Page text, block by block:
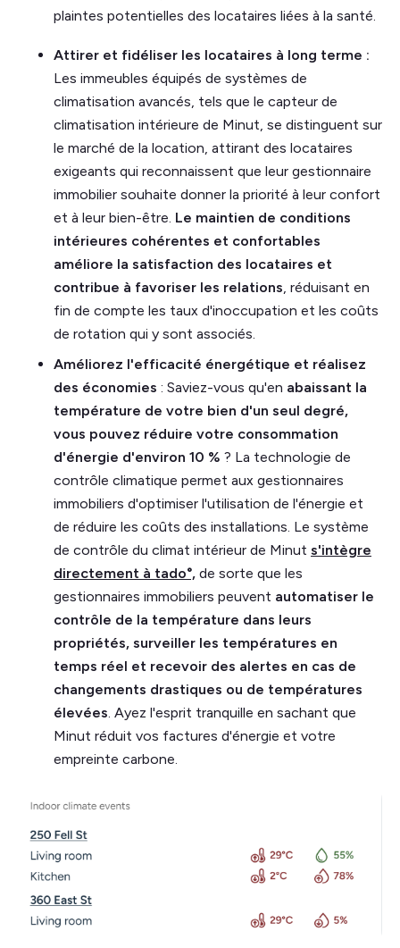
plaintes potentielles des locataires liées à la santé.
Attirer et fidéliser les locataires à long terme :
Les immeubles équipés de systèmes de
climatisation avancés, tels que le capteur de
climatisation intérieure de Minut, se distinguent sur
le marché de la location, attirant des locataires
exigeants qui reconnaissent que leur gestionnaire
immobilier souhaite donner la priorité à leur confort
et à leur bien-être. Le maintien de conditions
intérieures cohérentes et confortables
améliore la satisfaction des locataires et
contribue à favoriser les relations, réduisant en
fin de compte les taux d'inoccupation et les coûts
de rotation qui y sont associés.
Améliorez l'efficacité énergétique et réalisez
des économies : Saviez-vous qu'en abaissant la
température de votre bien d'un seul degré,
vous pouvez réduire votre consommation
d'énergie d'environ 10 % ? La technologie de
contrôle climatique permet aux gestionnaires
immobiliers d'optimiser l'utilisation de l'énergie et
de réduire les coûts des installations. Le système
de contrôle du climat intérieur de Minut s'intègre
directement à tado°, de sorte que les
gestionnaires immobiliers peuvent automatiser le
contrôle de la température dans leurs
propriétés, surveiller les températures en
temps réel et recevoir des alertes en cas de
changements drastiques ou de températures
élevées. Ayez l'esprit tranquille en sachant que
Minut réduit vos factures d'énergie et votre
empreinte carbone.